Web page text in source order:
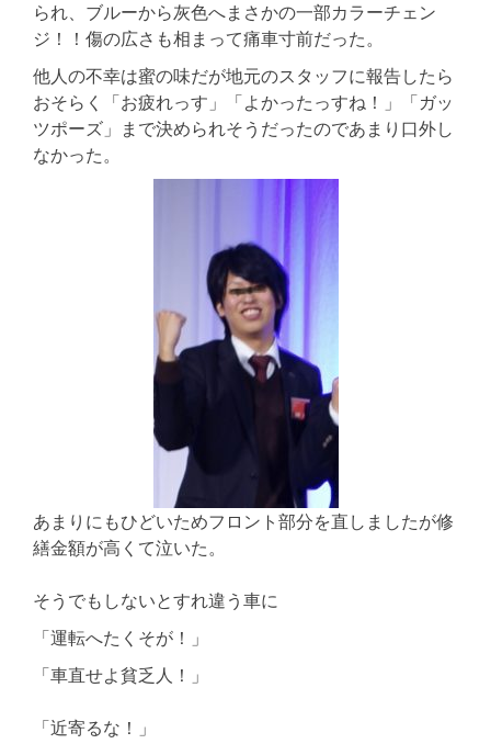
られ、ブルーから灰色へまさかの一部カラーチェン
ジ！！傷の広さも相まって痛車寸前だった。
他人の不幸は蜜の味だが地元のスタッフに報告したら
おそらく「お疲れっす」「よかったっすね！」「ガッ
ツポーズ」まで決められそうだったのであまり口外し
なかった。
あまりにもひどいためフロント部分を直しましたが修
繕金額が高くて泣いた。
そうでもしないとすれ違う車に
「運転へたくそが！」
「車直せよ貧乏人！」
「近寄るな！」